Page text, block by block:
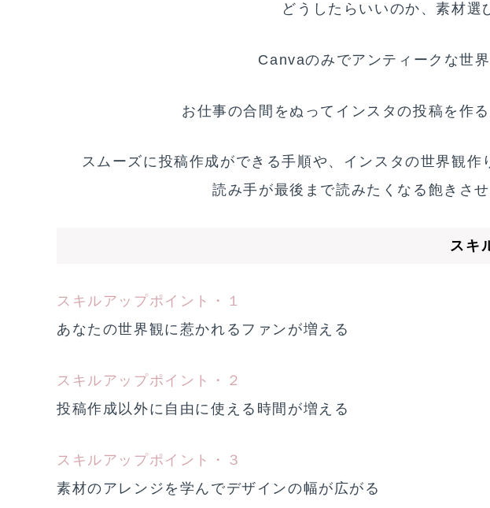
どうしたらいいのか、素材選
Canvaのみでアンティークな世
お仕事の合間をぬってインスタの投稿を作
スムーズに投稿作成ができる手順や、インスタの世界観
読み手が最後まで読みたくなる飽きさ
スキ
スキルアップポイント・１
あなたの世界観に惹かれるファンが増える
スキルアップポイント・２
投稿作成以外に自由に使える時間が増える
スキルアップポイント・３
素材のアレンジを学んでデザインの幅が広がる